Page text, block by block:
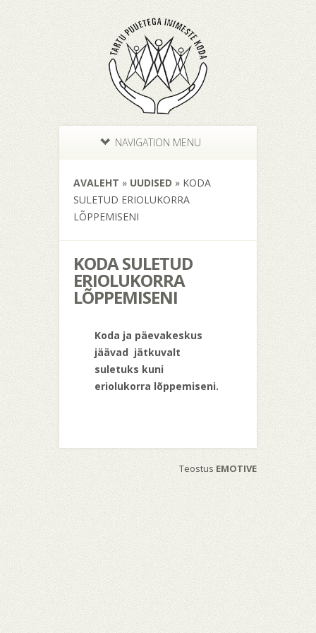
NAVIGATION MENU
AVALEHT » UUDISED » KODA
SULETUD ERIOLUKORRA
LÕPPEMISENI
KODA SULETUD
ERIOLUKORRA
LÕPPEMISENI
Koda ja päevakeskus
jäävad jätkuvalt
suletuks kuni
eriolukorra lõppemiseni.
Teostus EMOTIVE